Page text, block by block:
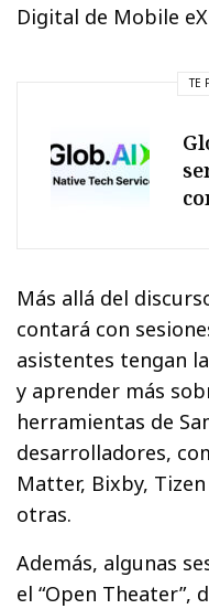
Digital de Mobile
TE
Más allá del
contará con
asistentes tengan
y aprender más
herramientas de
desarrolladores,
Matter, Bixby,
otras.
Además, algunas
el “Open Theater”,